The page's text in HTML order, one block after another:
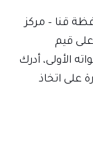
في 20 ديسمبر 1995 بمحافظة قنا – مركز
قيم
الأولى، أدرك
على اتخاذ